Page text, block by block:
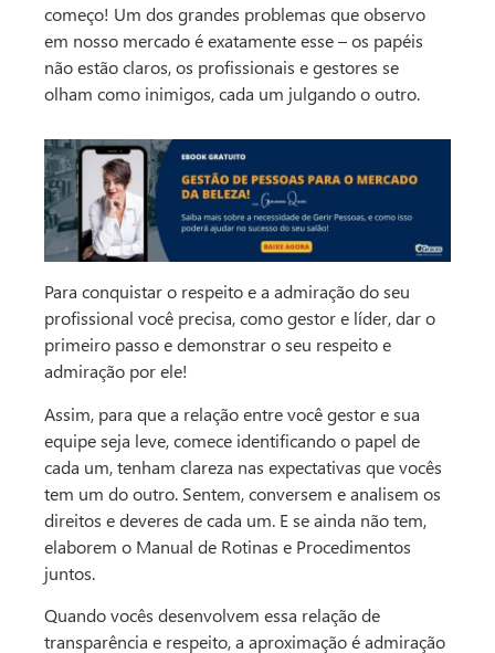
começo! Um dos grandes problemas que observo
em nosso mercado é exatamente esse – os papéis
não estão claros, os profissionais e gestores se
olham como inimigos, cada um julgando o outro.
Para conquistar o respeito e a admiração do seu
profissional você precisa, como gestor e líder, dar o
primeiro passo e demonstrar o seu respeito e
admiração por ele!
Assim, para que a relação entre você gestor e sua
equipe seja leve, comece identificando o papel de
cada um, tenham clareza nas expectativas que vocês
tem um do outro. Sentem, conversem e analisem os
direitos e deveres de cada um. E se ainda não tem,
elaborem o Manual de Rotinas e Procedimentos
juntos.
Quando vocês desenvolvem essa relação de
transparência e respeito, a aproximação é admiração